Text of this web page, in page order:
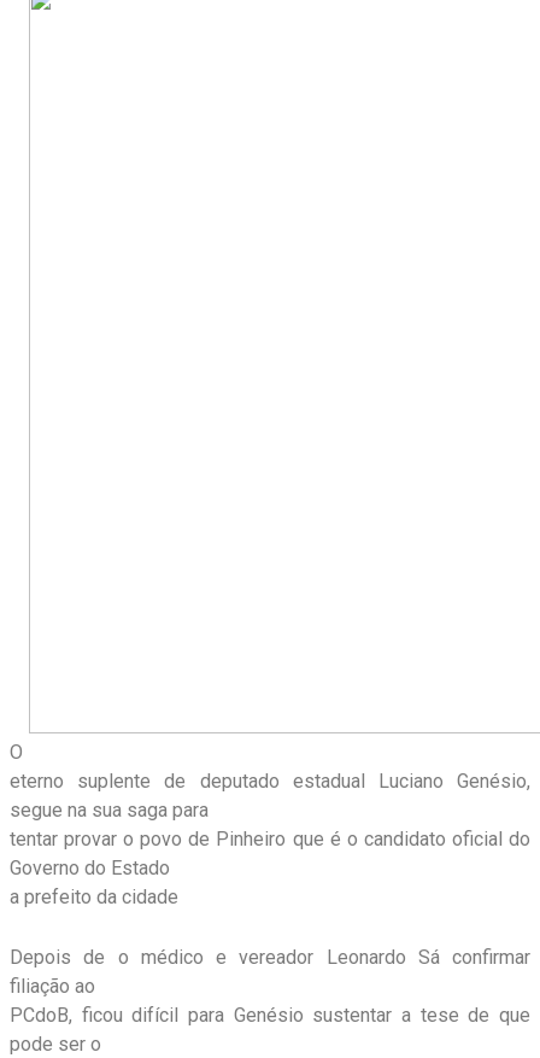
O
eterno suplente de deputado estadual Luciano Genésio,
segue na sua saga para
tentar provar o povo de Pinheiro que é o candidato oficial do
Governo do Estado
a prefeito da cidade
Depois de o médico e vereador Leonardo Sá confirmar
filiação ao
PCdoB, ficou difícil para Genésio sustentar a tese de que
pode ser o